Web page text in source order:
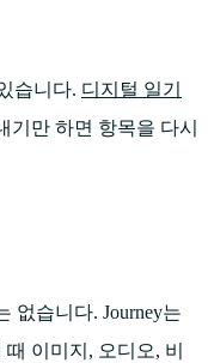
습니다. 디지털 일기
기만 하면 항목을 다시
없습니다. Journey는
이미지, 오디오, 비